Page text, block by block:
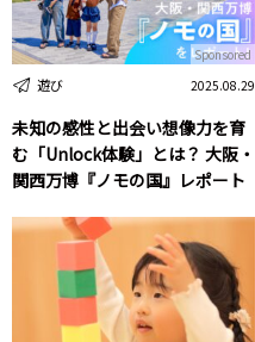
遊び 2025.08.29
未知の感性と出会い想像力を育
む「Unlock体験」とは？ 大阪・
関西万博『ノモの国』レポート
Sponsored